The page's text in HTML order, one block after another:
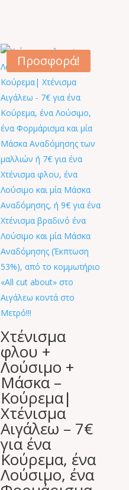
Προσφορά!
Χτένισμα
φλου +
Λούσιμο +
Μάσκα –
Κούρεμα|
Χτένισμα
Αιγάλεω – 7€
για ένα
Κούρεμα, ένα
Λούσιμο, ένα